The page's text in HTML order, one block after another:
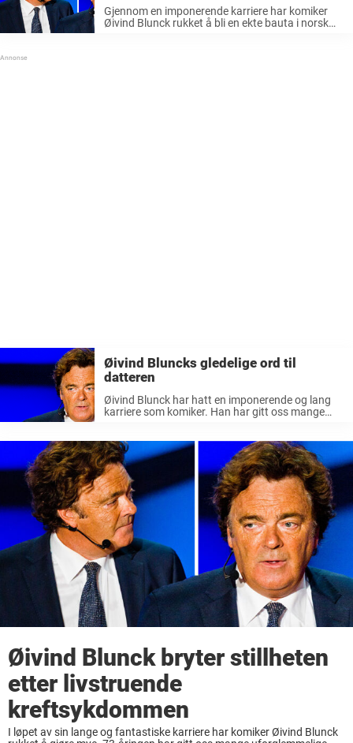
Gjennom en imponerende karriere har komiker
Øivind Blunck rukket å bli en ekte bauta i norsk
Øivind Bluncks gledelige ord til
datteren
Øivind Blunck har hatt en imponerende og lang
karriere som komiker. Han har gitt oss mange
vanskelig å trekke frem én ...
Øivind Blunck bryter stillheten
etter livstruende
kreftsykdommen
I løpet av sin lange og fantastiske karriere har komiker Øivind Blunck